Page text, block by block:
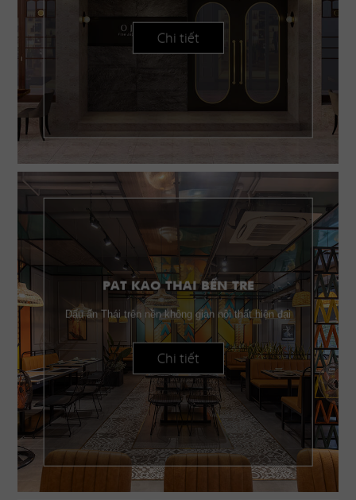
Chi tiết
PAT KAO THAI BẾN TRE
Dấu ấn Thái trên nền không gian nội thất hiện đại
Chi tiết